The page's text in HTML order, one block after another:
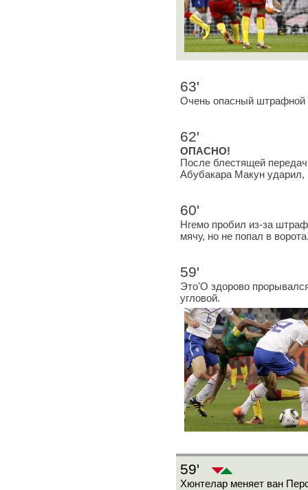
63'
Очень опасный штрафной
62'
ОПАСНО!
После блестящей
Абубакара Макун ударил,
60'
Нгемо пробил из-за
мячу, но не попал в
59'
Это'О здорово
угловой.
59'
Хюнтелар меняет ван